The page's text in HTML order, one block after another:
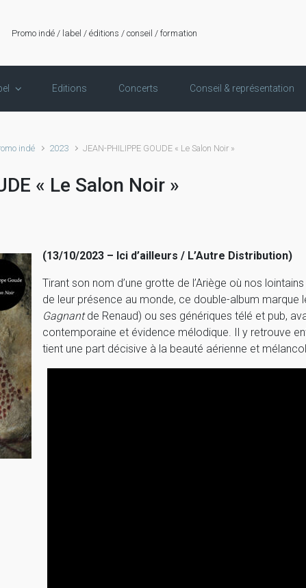
Promo indé / label / éditions / conseil / formation
Editions Concerts Conseil & représentation
indé 2023 JEAN-PHILIPPE GOUDE « Le Salon Noir »
« Le Salon Noir »
(13/10/2023 – Ici d’ailleurs / L’Autre Distribution)
Tirant son nom d’une grotte de l’Ariège où nos
de leur présence au monde, ce double-album
Gagnantde Renaud) ou ses génériques télé et pub,
contemporaine et évidence mélodique. Il y retrouve
tient une part décisive à la beauté aérienne et